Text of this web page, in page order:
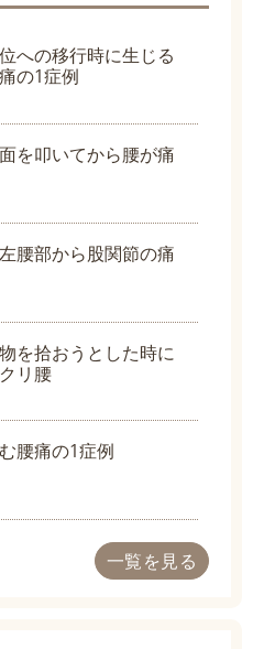
への移行時に生じる
の1症例
を叩いてから腰が痛
腰部から股関節の痛
を拾おうとした時に
リ腰
腰痛の1症例
一覧を見る